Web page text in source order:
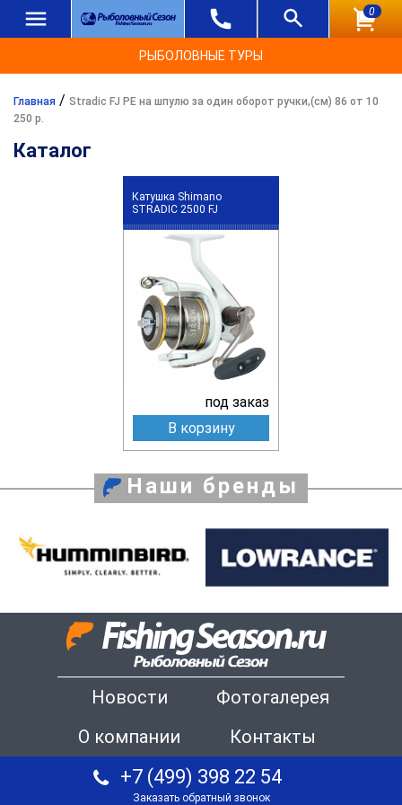
0
РЫБОЛОВНЫЕ ТУРЫ
Главная / Stradic FJ PE на шпулю за один оборот ручки,(см) 86 от 10
250 р.
Каталог
Катушка Shimano
STRADIC 2500 FJ
под заказ
В корзину
Наши бренды
Новости
Фотогалерея
О компании
Контакты
+7 (499) 398 22 54
Заказать обратный звонок